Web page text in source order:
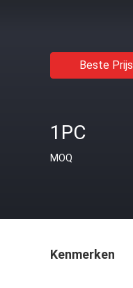
Beste Prijs
1PC
MOQ
Kenmerken